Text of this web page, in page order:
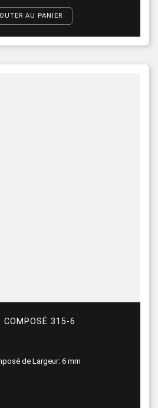
AU PANIER
COMPOSÉ 315-6
de Largeur: 6 mm